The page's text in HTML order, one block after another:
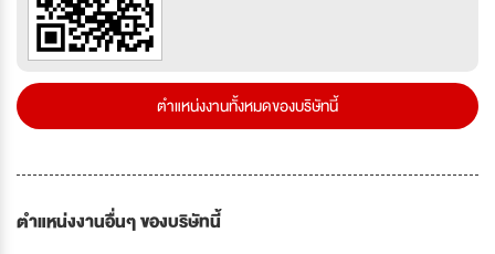
ตำแหน่งงานทั้งหมดของบริษัทนี้
ตำแหน่งงานอื่นๆ ของบริษัทนี้